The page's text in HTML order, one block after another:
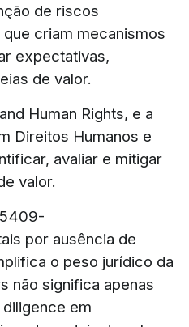
de riscos
criam mecanismos
expectativas,
de valor.
Human Rights, e a
Direitos Humanos e
avaliar e mitigar
valor.
por ausência de
o peso jurídico da
não significa apenas
em